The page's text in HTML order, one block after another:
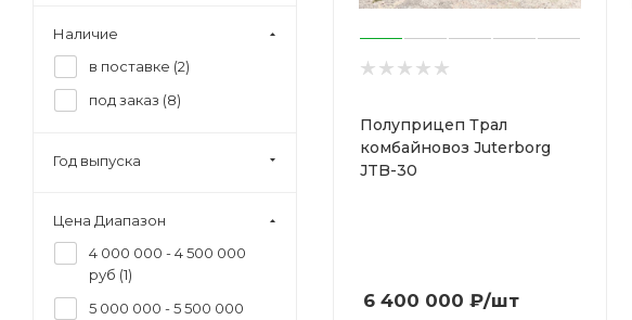
Полуприцеп Трал
комбайновоз Juterborg
JTB-30
6 400 000 ₽/шт
Наличие
в поставке (2)
под заказ (8)
Год выпуска
Цена Диапазон
4 000 000 - 4 500 000
руб (1)
5 000 000 - 5 500 000